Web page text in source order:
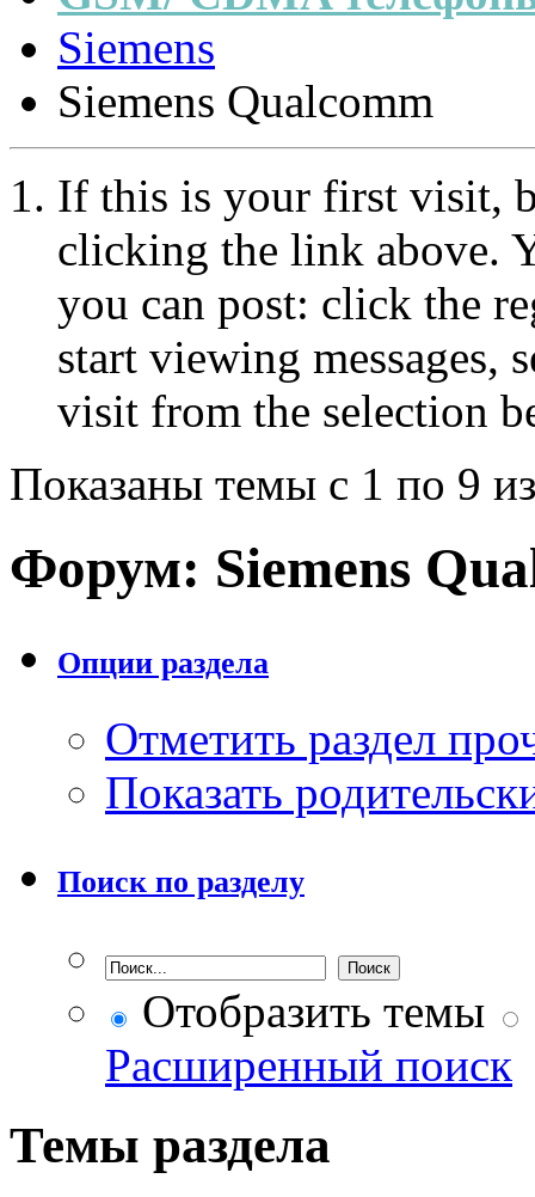
Siemens
Siemens Qualcomm
If this is your first visit,
clicking the link above.
you can post: click the
start viewing messages,
visit from the selection
Показаны темы с 1 по 9
Форум: Siemens
Опции раздела
Отметить раздел
Показать
Поиск по разделу
Отобразить темы
Расширенный поиск
Темы раздела